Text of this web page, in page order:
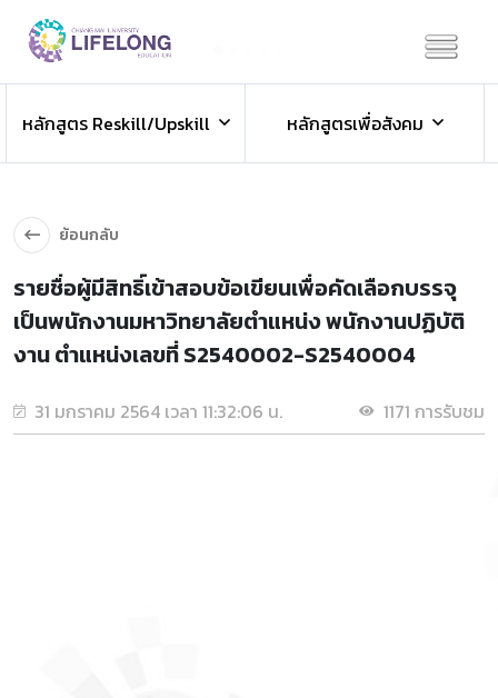
ข่าวประชาสัมพันธ์
ข่าวสารองค์กร ข่าวสารกิจกรรม
หลักสูตร Reskill/Upskill
หลักสูตรเพื่อสังคม
ย้อนกลับ
รายชื่อผู้มีสิทธิ์เข้าสอบข้อเขียนเพื่อคัดเลือกบรรจุ
เป็นพนักงานมหาวิทยาลัยตำแหน่ง พนักงานปฏิบัติ
งาน ตำแหน่งเลขที่ S2540002-S2540004
31 มกราคม 2564 เวลา 11:32:06 น. 1171 การรับชม